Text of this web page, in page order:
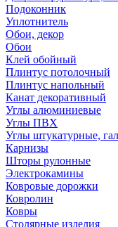
Подоконник
Уплотнитель
Обои, декор
Обои
Клей обойный
Плинтус потолочный
Плинтус напольный
Канат декоративный
Углы алюминиевые
Углы ПВХ
Углы штукатурные,
Карнизы
Шторы рулонные
Электрокамины
Ковровые дорожки
Ковролин
Ковры
Столярные изделия